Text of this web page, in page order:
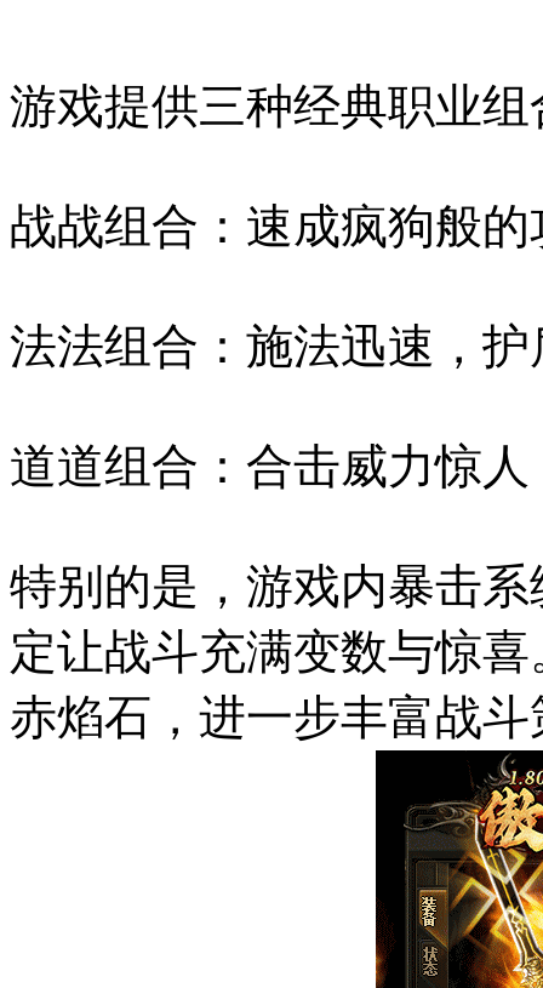
游戏提供三种经典职业
战战组合：速成疯狗般
法法组合：施法迅速，
道道组合：合击威力惊
特别的是，游戏内暴击
定让战斗充满变数与惊
赤焰石，进一步丰富战斗